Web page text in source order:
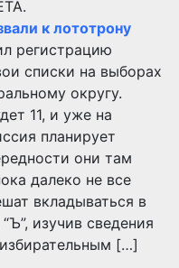
к лототрону
регистрацию
списки на выборах
округу.
11, и уже на
планирует
они там
далеко не все
вкладываться в
изучив сведения
[…]